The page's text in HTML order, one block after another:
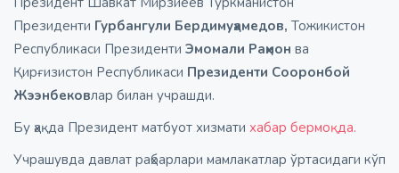
Президенти Гурбангули Бердимуҳамедов, Тожикистон
Республикаси Президенти Эмомали Раҳмон ва
Қирғизистон Республикаси Президенти Сооронбой
Жээнбековлар билан учрашди.
Бу ҳақда Президент матбуот хизмати хабар бермоқда.
Учрашувда давлат раҳбарлари мамлакатлар ўртасидаги кўп